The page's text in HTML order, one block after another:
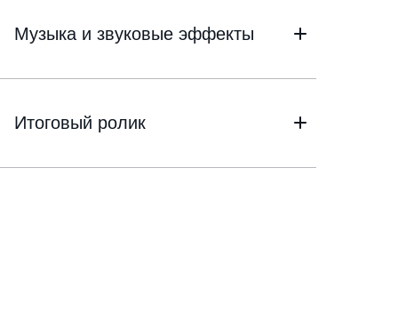
Музыка и звуковые эффекты
Итоговый ролик